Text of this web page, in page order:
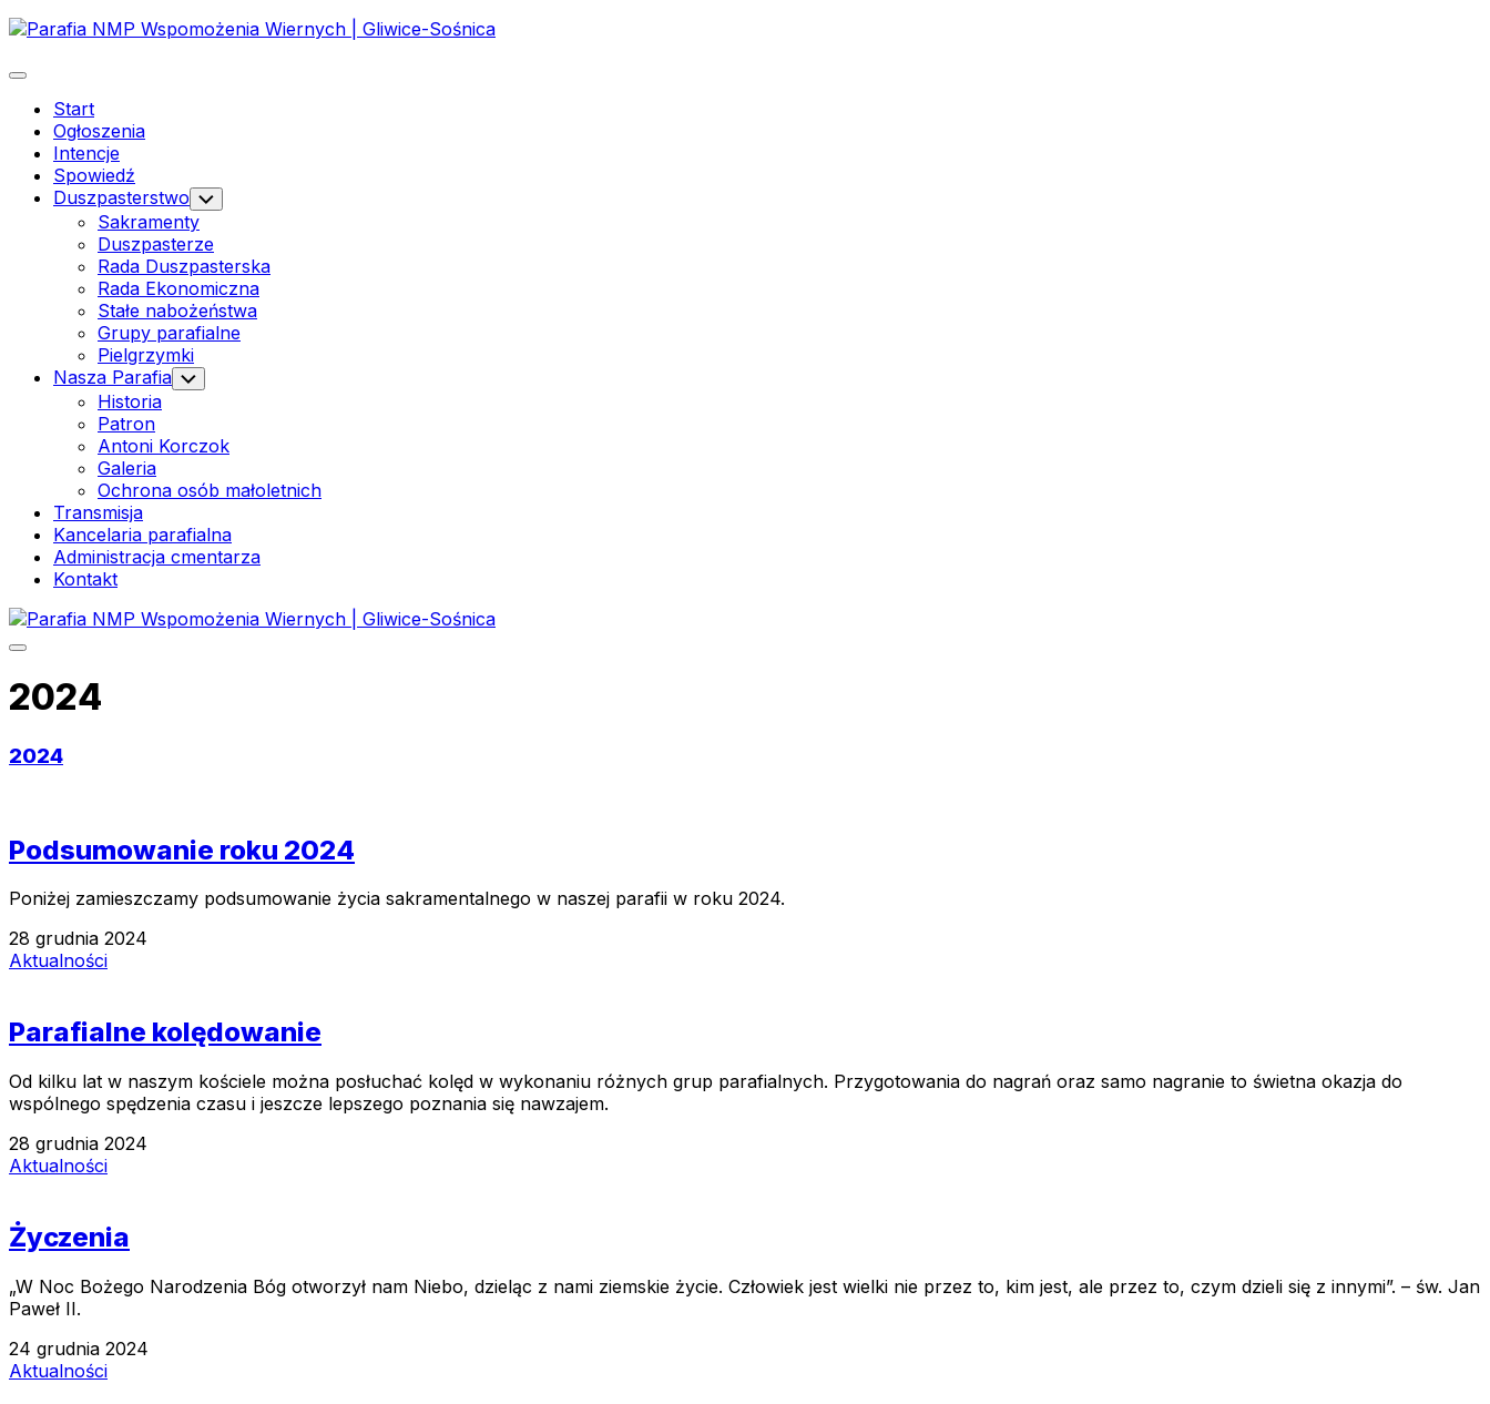
Skip
content
Expand
Start
Ogłoszenia
Intencje
Spowiedź
Duszpasterstwo Toggle
Child
Menu
Sakramenty
Duszpasterze
Rada Duszpasterska
Rada Ekonomiczna
Stałe nabożeństwa
Grupy parafialne
Pielgrzymki
Nasza Parafia Toggle
Child
Historia
Patron
Antoni Korczok
Galeria
Ochrona osób małoletnich
Transmisja
Kancelaria parafialna
Administracja cmentarza
Kontakt
2024
2024
Podsumowanie roku 2024
Poniżej zamieszczamy podsumowanie życia sakramentalnego w naszej parafii w roku 2024.
28 grudnia 2024
Aktualności
Parafialne kolędowanie
Od kilku lat w naszym kościele można posłuchać kolęd w wykonaniu różnych grup parafialnych. Przygotowania do nagrań oraz samo nagranie to świetna okazja do
wspólnego spędzenia czasu i jeszcze lepszego poznania się nawzajem.
28 grudnia 2024
Aktualności
Życzenia
„W Noc Bożego Narodzenia Bóg otworzył nam Niebo, dzieląc z nami ziemskie życie. Człowiek jest wielki nie przez to, kim jest, ale przez to, czym dzieli się z innymi”. – św. Jan
Paweł II.
24 grudnia 2024
Aktualności